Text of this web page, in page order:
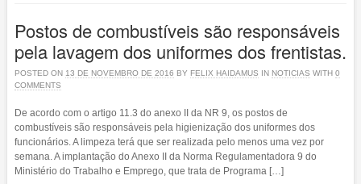
Postos de combustíveis são responsáveis
pela lavagem dos uniformes dos frentistas.
POSTED ON 13 DE NOVEMBRO DE 2016 BY FELIX HAIDAMUS IN NOTICIAS WITH 0
COMMENTS
De acordo com o artigo 11.3 do anexo II da NR 9, os postos de
combustíveis são responsáveis pela higienização dos uniformes dos
funcionários. A limpeza terá que ser realizada pelo menos uma vez por
semana. A implantação do Anexo II da Norma Regulamentadora 9 do
Ministério do Trabalho e Emprego, que trata de Programa […]